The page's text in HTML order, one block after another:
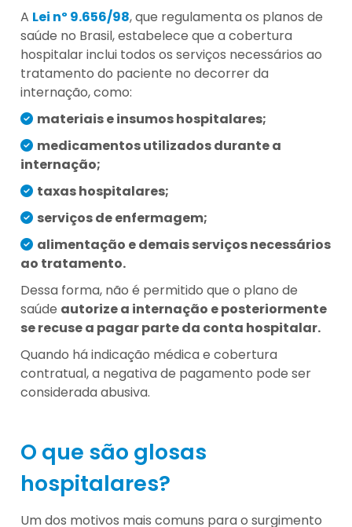
A Lei nº 9.656/98, que regulamenta os planos de
saúde no Brasil, estabelece que a cobertura
hospitalar inclui todos os serviços necessários ao
tratamento do paciente no decorrer da
internação, como:
materiais e insumos hospitalares;
medicamentos utilizados durante a
internação;
taxas hospitalares;
serviços de enfermagem;
alimentação e demais serviços necessários
ao tratamento.
Dessa forma, não é permitido que o plano de
saúde autorize a internação e posteriormente
se recuse a pagar parte da conta hospitalar.
Quando há indicação médica e cobertura
contratual, a negativa de pagamento pode ser
considerada abusiva.
O que são glosas
hospitalares?
Um dos motivos mais comuns para o surgimento